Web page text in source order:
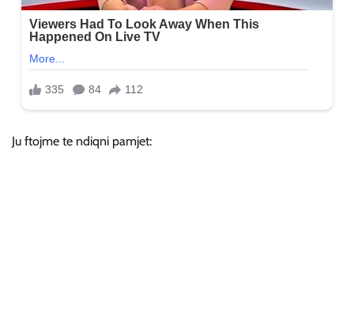
Ju ftojme te ndiqni pamjet: